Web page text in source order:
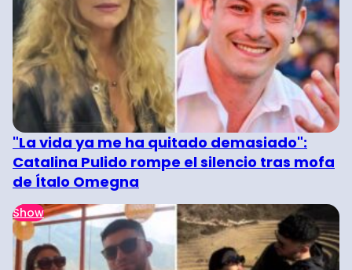
"La vida ya me ha quitado demasiado":
Catalina Pulido rompe el silencio tras mofa
de Ítalo Omegna
Show